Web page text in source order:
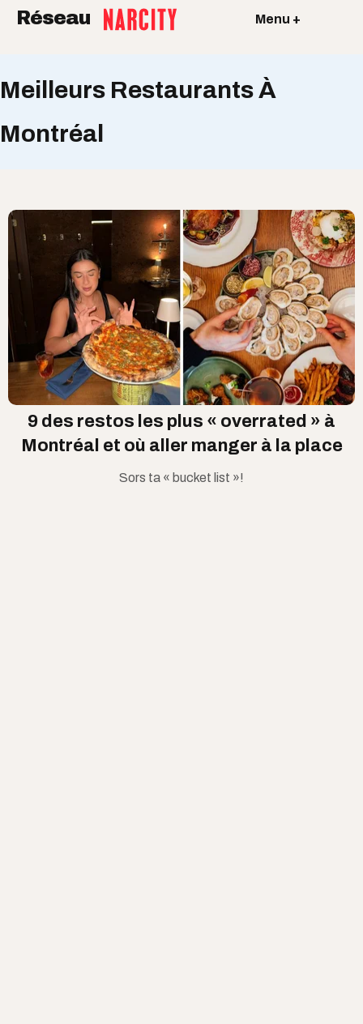
Réseau Menu +
Meilleurs Restaurants À
Montréal
9 des restos les plus « overrated » à
Montréal et où aller manger à la place
Sors ta « bucket list »!